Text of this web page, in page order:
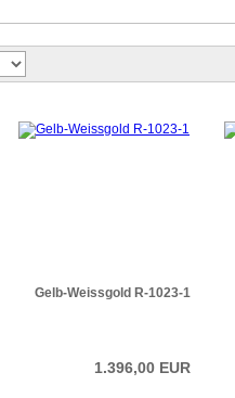
Gelb-Weissgold R-1023-1
1.396,00 EUR